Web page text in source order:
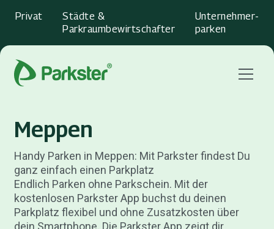
Privat
Städte &
Parkraumbewirtschafter
Unternehmer­
parken
Menu
Meppen
Handy Parken in Meppen: Mit Parkster findest Du
ganz einfach einen Parkplatz
Endlich Parken ohne Parkschein. Mit der
kostenlosen Parkster App buchst du deinen
Parkplatz flexibel und ohne Zusatzkosten über
dein Smartphone. Die Parkster App zeigt dir